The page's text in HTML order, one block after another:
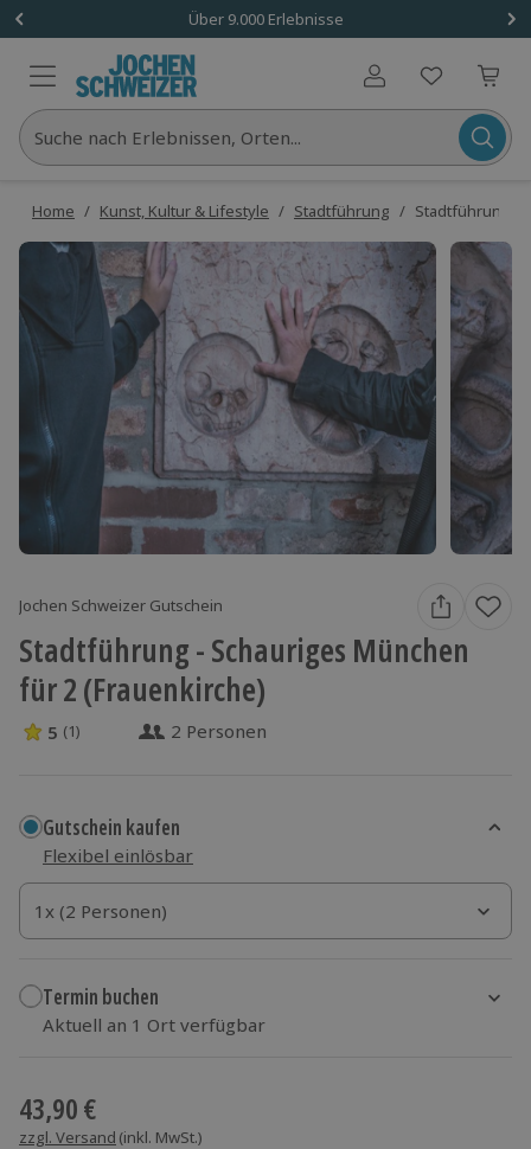
Über 9.000 Erlebnisse
Benutzerkonto
Suche nach Erlebnissen, Orten...
Home / Kunst, Kultur & Lifestyle / Stadtführung / Stadtführung -
Jochen Schweizer Gutschein
Stadtführung - Schauriges München
für 2 (Frauenkirche)
5 Sterne von 5 aus 1 Bewertungen
5 (1) 2 Personen
Gutschein kaufen
Flexibel einlösbar
1x (2 Personen)
1x (2 Personen)
1x (2 Personen)
Termin buchen
Aktuell an 1 Ort verfügbar
43,90 €
zzgl. Versand (inkl. MwSt.)